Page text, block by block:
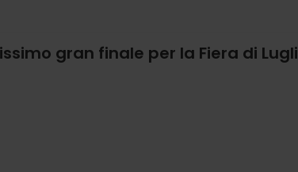
gran finale per la Fiera di